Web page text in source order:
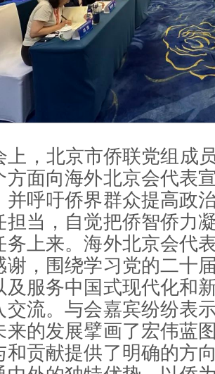
上，北京市侨联党组成
方面向海外北京会代表
并呼吁侨界群众提高政
担当，自觉把侨智侨力
务上来。海外北京会代
谢，围绕学习党的二十
及服务中国式现代化和
交流。与会嘉宾纷纷表
来的发展擘画了宏伟蓝
和贡献提供了明确的方